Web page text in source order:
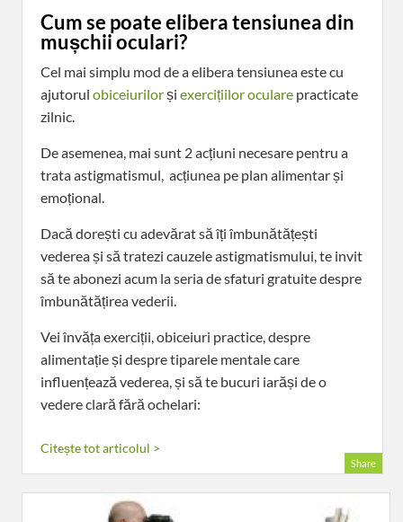
Cum se poate elibera tensiunea din
mușchii oculari?
Cel mai simplu mod de a elibera tensiunea este cu
ajutorul obiceiurilorși exercițiilor oculare practicate
zilnic.
De asemenea, mai sunt 2 acțiuni necesare pentru a
trata astigmatismul, acțiunea pe plan alimentar și
emoțional.
Dacă dorești cu adevărat să îți îmbunătățești
vederea și să tratezi cauzele astigmatismului, te invit
să te abonezi acum la seria de sfaturi gratuite despre
îmbunătățirea vederii.
Vei învăța exerciții, obiceiuri practice, despre
alimentație și despre tiparele mentale care
influențează vederea, și să te bucuri iarăși de o
vedere clară fără ochelari:
Citește tot articolul >
Share